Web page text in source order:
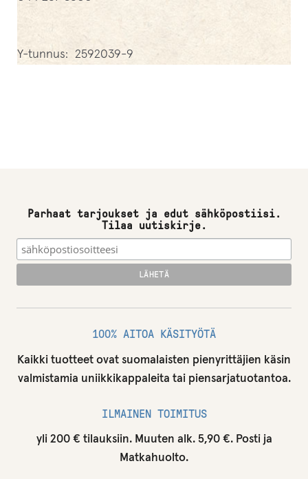
Y-tunnus: 2592039-9
Parhaat tarjoukset ja edut sähköpostiisi.
Tilaa uutiskirje.
100% AITOA KÄSITYÖTÄ
Kaikki tuotteet ovat suomalaisten pienyrittäjien käsin
valmistamia uniikkikappaleita tai piensarjatuotantoa.
ILMAINEN TOIMITUS
yli 200 € tilauksiin. Muuten alk. 5,90 €. Posti ja
Matkahuolto.